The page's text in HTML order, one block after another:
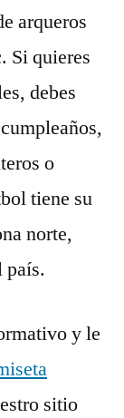
arqueros
Si quieres
debes
o
tiene su
norte,
país.
y le
sitio